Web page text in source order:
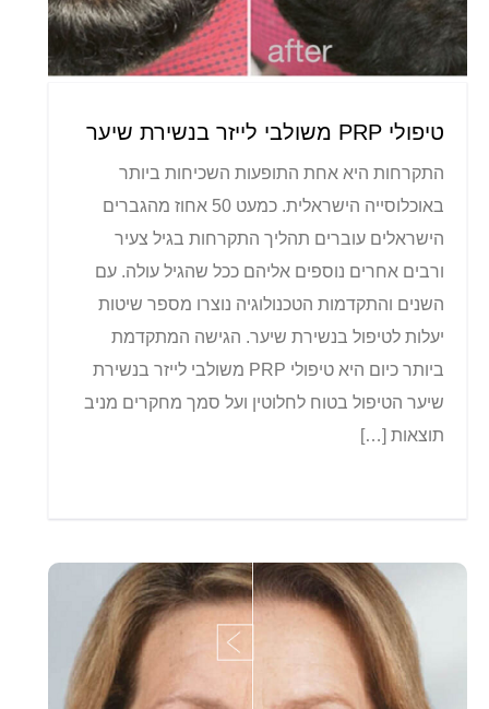
טיפולי PRP משולבי לייזר בנשירת שיער
התקרחות היא אחת התופעות השכיחות ביותר
באוכלוסייה הישראלית. כמעט 50 אחוז מהגברים
הישראלים עוברים תהליך התקרחות בגיל צעיר
ורבים אחרים נוספים אליהם ככל שהגיל עולה. עם
השנים והתקדמות הטכנולוגיה נוצרו מספר שיטות
יעלות לטיפול בנשירת שיער. הגישה המתקדמת
ביותר כיום היא טיפולי PRP משולבי לייזר בנשירת
שיער הטיפול בטוח לחלוטין ועל סמך מחקרים מניב
תוצאות […]